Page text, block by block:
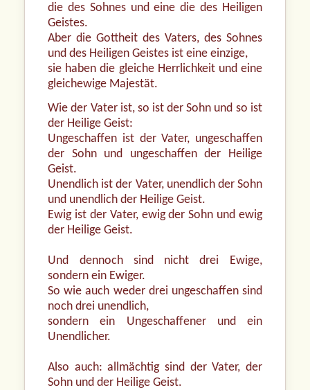
die des Sohnes und eine die des Heiligen
Geistes.
Aber die Gottheit des Vaters, des Sohnes
und des Heiligen Geistes ist eine einzige,
sie haben die gleiche Herrlichkeit und eine
gleichewige Majestät.
Wie der Vater ist, so ist der Sohn und so ist
der Heilige Geist:
Ungeschaffen ist der Vater, ungeschaffen
der Sohn und ungeschaffen der Heilige
Geist.
Unendlich ist der Vater, unendlich der Sohn
und unendlich der Heilige Geist.
Ewig ist der Vater, ewig der Sohn und ewig
der Heilige Geist.
Und dennoch sind nicht drei Ewige,
sondern ein Ewiger.
So wie auch weder drei ungeschaffen sind
noch drei unendlich,
sondern ein Ungeschaffener und ein
Unendlicher.
Also auch: allmächtig sind der Vater, der
Sohn und der Heilige Geist.